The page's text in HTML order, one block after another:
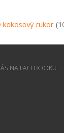
kokosový cukor
NA FACEBOOKU